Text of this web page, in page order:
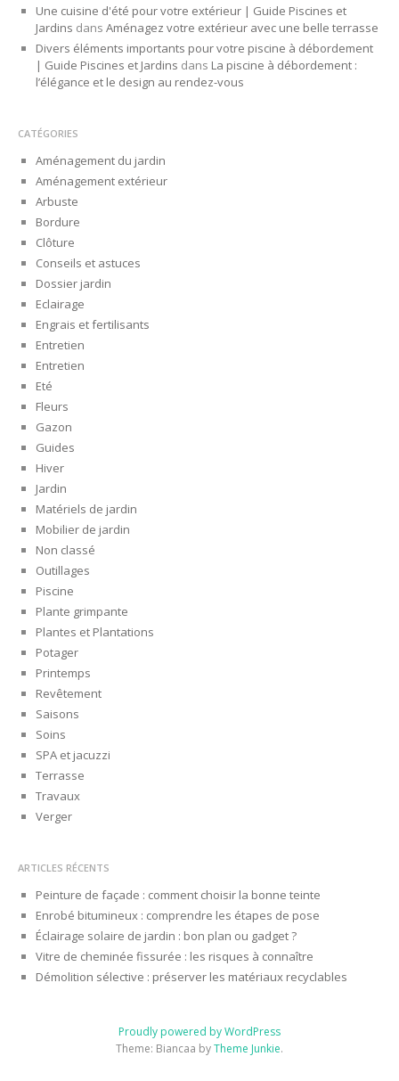
Une cuisine d'été pour votre extérieur | Guide Piscines et
Jardins dans Aménagez votre extérieur avec une belle terrasse
Divers éléments importants pour votre piscine à débordement
| Guide Piscines et Jardins dans La piscine à débordement :
l’élégance et le design au rendez-vous
CATÉGORIES
Aménagement du jardin
Aménagement extérieur
Arbuste
Bordure
Clôture
Conseils et astuces
Dossier jardin
Eclairage
Engrais et fertilisants
Entretien
Entretien
Eté
Fleurs
Gazon
Guides
Hiver
Jardin
Matériels de jardin
Mobilier de jardin
Non classé
Outillages
Piscine
Plante grimpante
Plantes et Plantations
Potager
Printemps
Revêtement
Saisons
Soins
SPA et jacuzzi
Terrasse
Travaux
Verger
ARTICLES RÉCENTS
Peinture de façade : comment choisir la bonne teinte
Enrobé bitumineux : comprendre les étapes de pose
Éclairage solaire de jardin : bon plan ou gadget ?
Vitre de cheminée fissurée : les risques à connaître
Démolition sélective : préserver les matériaux recyclables
Proudly powered by WordPress
Theme: Biancaa byTheme Junkie.